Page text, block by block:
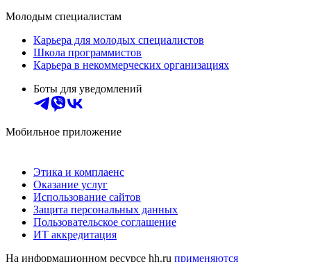
Молодым специалистам
Карьера для молодых специалистов
Школа программистов
Карьера в некоммерческих организациях
Боты для уведомлений
Мобильное приложение
Этика и комплаенс
Оказание услуг
Использование сайтов
Защита персональных данных
Пользовательское соглашение
ИТ аккредитация
На информационном ресурсе hh.ru применяются